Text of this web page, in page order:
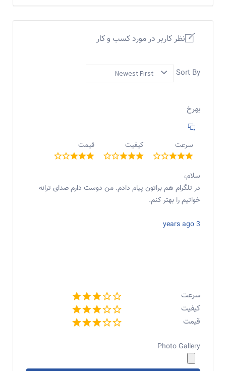
نظر کاربر در مورد کسب و کار
Sort By
بهرخ
سرعت کیفیت قیمت
سلام،
در تلگرام هم براتون پيام دادم. من دوست دارم صداى ترانه
خواتيم را بهتر كنم.
3 years ago
سرعت
کیفیت
قیمت
Photo Gallery